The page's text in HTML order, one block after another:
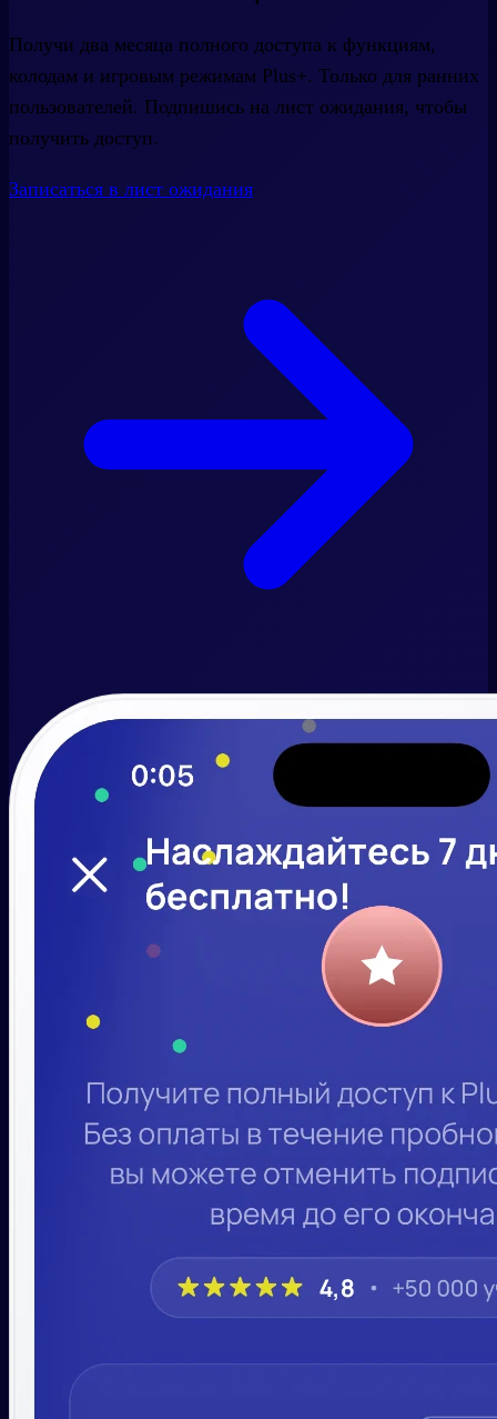
Получи два месяца полного доступа к функциям,
колодам и игровым режимам Plus+. Только для ранних
пользователей. Подпишись на лист ожидания, чтобы
получить доступ.
Записаться в лист ожидания